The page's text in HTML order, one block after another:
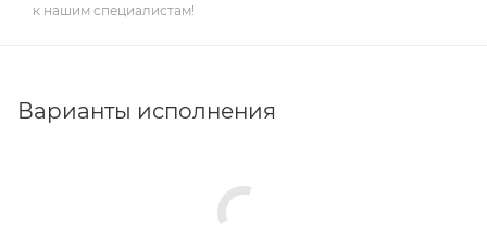
к нашим специалистам!
Варианты исполнения